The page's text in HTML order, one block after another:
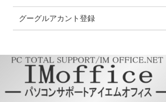
グーグルアカント登録